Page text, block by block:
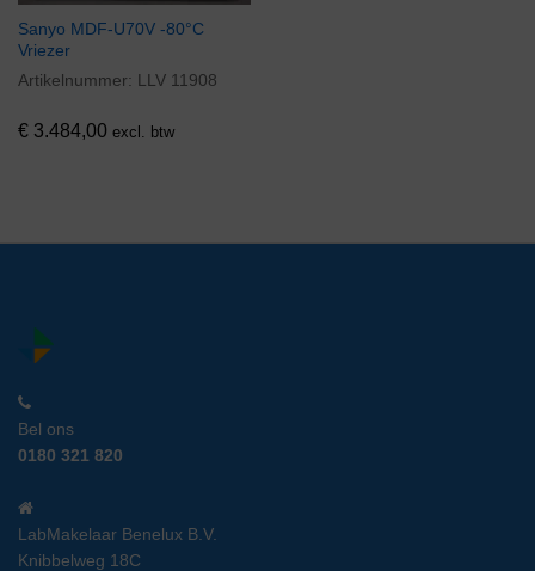
Sanyo MDF-U70V -80°C
Vriezer
Artikelnummer: LLV 11908
€ 3.484,00 excl. btw
Bel ons
0180 321 820
LabMakelaar Benelux B.V.
Knibbelweg 18C